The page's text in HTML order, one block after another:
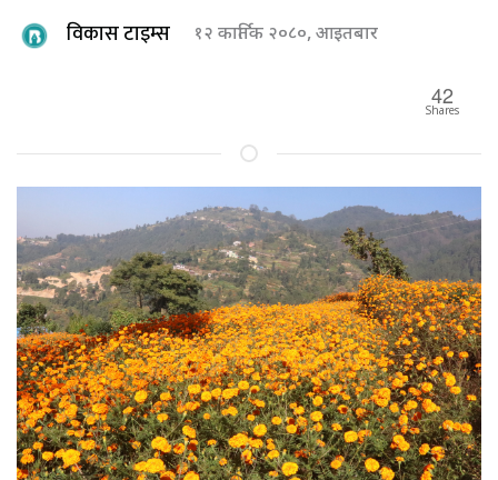
विकास टाइम्स १२ कार्तिक २०८०, आइतबार
42
Shares